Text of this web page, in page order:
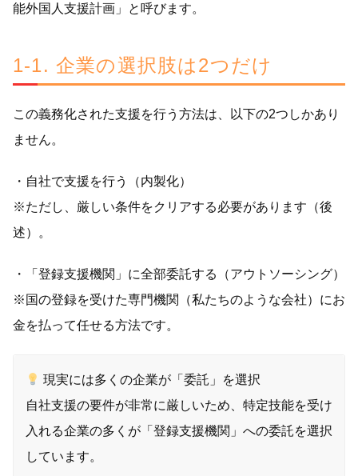
能外国人支援計画」と呼びます。
1-1. 企業の選択肢は2つだけ
この義務化された支援を行う方法は、以下の2つしかあり
ません。
・自社で支援を行う（内製化）
※ただし、厳しい条件をクリアする必要があります（後
述）。
・「登録支援機関」に全部委託する（アウトソーシング）
※国の登録を受けた専門機関（私たちのような会社）にお
金を払って任せる方法です。
現実には多くの企業が「委託」を選択
自社支援の要件が非常に厳しいため、特定技能を受け
入れる企業の多くが「登録支援機関」への委託を選択
しています。